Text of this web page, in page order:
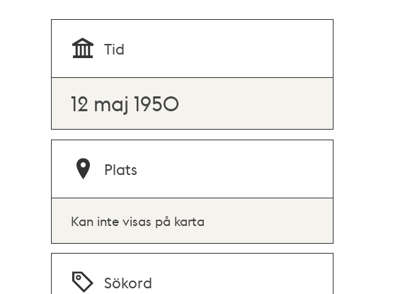
Tid
12 maj 1950
Plats
Kan inte visas på karta
Sökord